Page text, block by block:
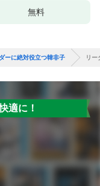
無料
ーに絶対役立つ韓非子 リー
適に！